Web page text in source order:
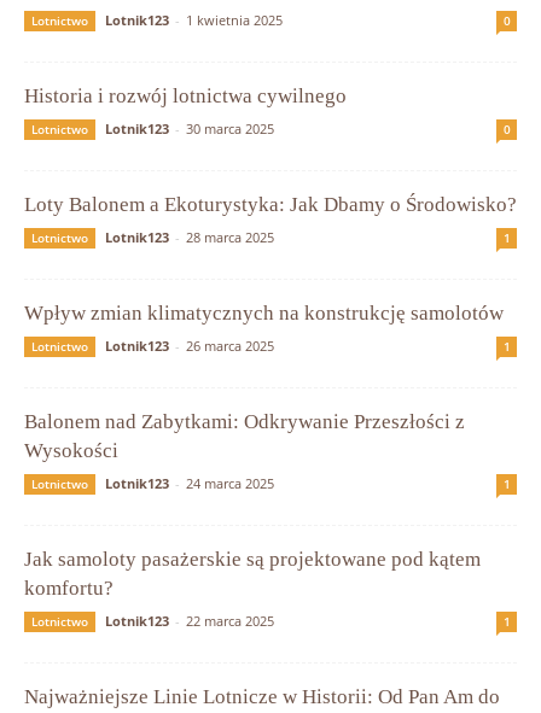
Lotnictwo Lotnik123 - 1 kwietnia 2025 0
Historia i rozwój lotnictwa cywilnego
Lotnictwo Lotnik123 - 30 marca 2025 0
Loty Balonem a Ekoturystyka: Jak Dbamy o Środowisko?
Lotnictwo Lotnik123 - 28 marca 2025 1
Wpływ zmian klimatycznych na konstrukcję samolotów
Lotnictwo Lotnik123 - 26 marca 2025 1
Balonem nad Zabytkami: Odkrywanie Przeszłości z
Wysokości
Lotnictwo Lotnik123 - 24 marca 2025 1
Jak samoloty pasażerskie są projektowane pod kątem
komfortu?
Lotnictwo Lotnik123 - 22 marca 2025 1
Najważniejsze Linie Lotnicze w Historii: Od Pan Am do